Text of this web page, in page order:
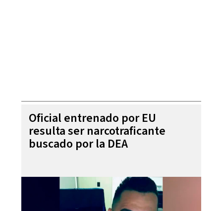
Oficial entrenado por EU
resulta ser narcotraficante
buscado por la DEA